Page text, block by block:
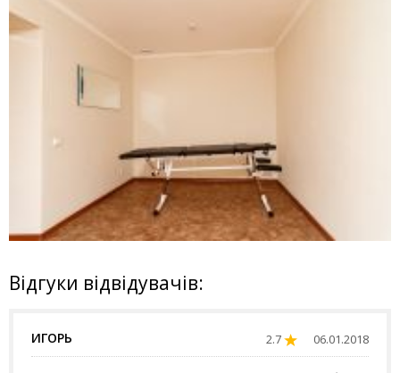
Відгуки відвідувачів:
ИГОРЬ 2.7 06.01.2018